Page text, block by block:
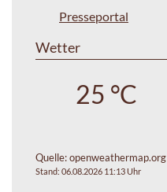
Presseportal
Wetter
25 °C
Quelle:openweathermap.org
Stand: 06.08.2026 11:13 Uhr